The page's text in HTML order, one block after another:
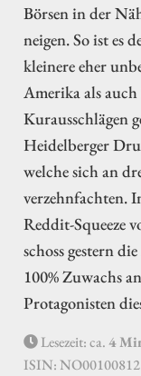
Börsen in der
neigen. So ist es
kleinere eher
Amerika als
Kurausschlägen
Heidelberger
welche sich an
verzehnfachten.
Reddit-Squeeze
schoss gestern
100% Zuwachs
Protagonisten
Lesezeit: ca.4
ISIN: